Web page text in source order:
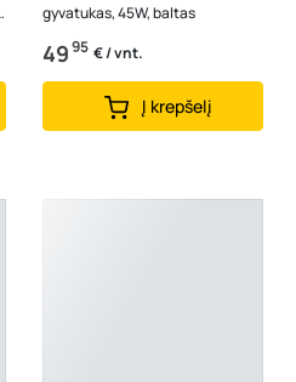
gyvatukas, 45W, baltas
4995 € / vnt.
Į krepšelį